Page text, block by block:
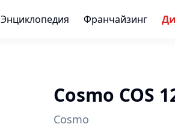
Энциклопедия Франчайзинг
Cosmo COS
Cosmo